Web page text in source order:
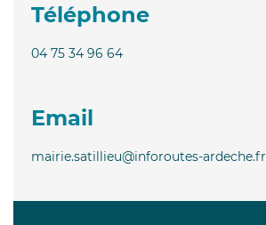
Téléphone
04 75 34 96 64
Email
mairie.satillieu@inforoutes-ardeche.fr